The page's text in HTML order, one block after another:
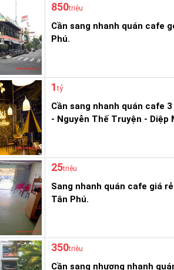
850triệu
Cần sang nhanh quán cafe
Phú.
1tỷ
Cần sang nhanh quán cafe
- Nguyễn Thế Truyện - Diệp
25triệu
Sang nhanh quán cafe giá
Tân Phú.
350triệu
Cần sang nhượng nhanh